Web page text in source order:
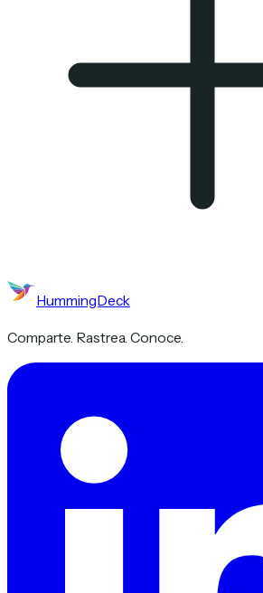
HummingDeck
Comparte. Rastrea. Conoce.